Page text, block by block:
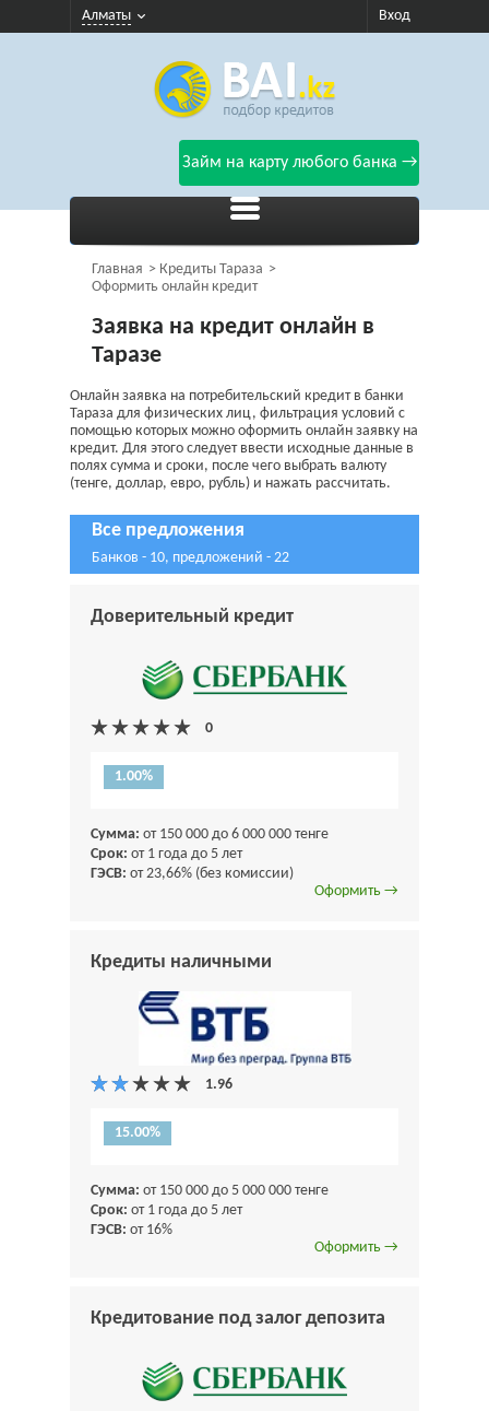
Алматы Вход
Займ на карту любого банка →
Главная
Кредиты Тараза
Оформить онлайн кредит
Заявка на кредит онлайн в
Таразе
Онлайн заявка на потребительский кредит в банки
Тараза для физических лиц, фильтрация условий с
помощью которых можно оформить онлайн заявку на
кредит. Для этого следует ввести исходные данные в
полях сумма и сроки, после чего выбрать валюту
(тенге, доллар, евро, рубль) и нажать рассчитать.
Все предложения
Банков - 10, предложений - 22
Доверительный кредит
1.00%
Сумма: от 150 000 до 6 000 000 тенге
Срок: от 1 года до 5 лет
ГЭСВ: от 23,66% (без комиссии)
Оформить →
Кредиты наличными
15.00%
Сумма: от 150 000 до 5 000 000 тенге
Срок: от 1 года до 5 лет
ГЭСВ: от 16%
Оформить →
Кредитование под залог депозита